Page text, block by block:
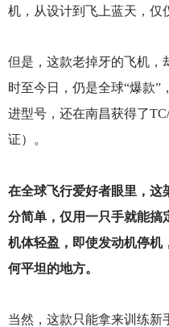
机，从设计到飞上蓝天，仅
但是，这款老掉牙的飞机，
时至今日，仍是全球“爆款”
进型号，还在南昌获得了
证）。
在全球飞行爱好者眼里，这
分简单，仅用一只手就能搞
机体轻盈，即使发动机停机
何平坦的地方。
当然，这款只能拿来训练新